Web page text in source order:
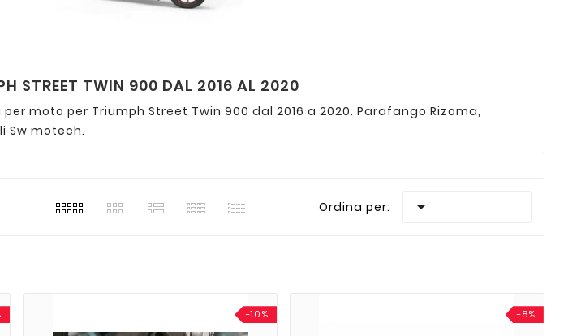
STREET TWIN 900 DAL 2016 AL 2020
moto per Triumph Street Twin 900 dal 2016 a 2020. Parafango Rizoma,
Sw motech.
Ordina per: 
-10% -8%